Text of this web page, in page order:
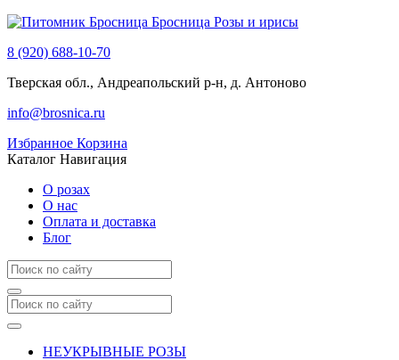
Бросница Розы и ирисы
8 (920) 688-10-70
Тверская обл., Андреапольский р-н, д. Антоново
info@brosnica.ru
Избранное Корзина
Каталог Навигация
О розах
О нас
Оплата и доставка
Блог
НЕУКРЫВНЫЕ РОЗЫ